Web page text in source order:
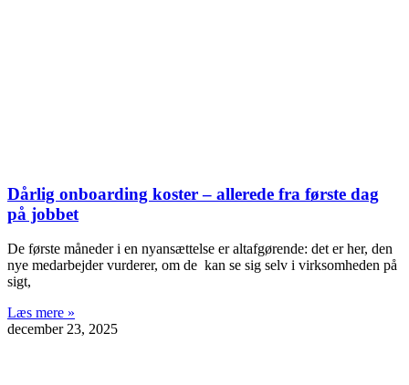
Dårlig onboarding koster – allerede fra første dag
på jobbet
De første måneder i en nyansættelse er altafgørende: det er her, den
nye medarbejder vurderer, om de kan se sig selv i virksomheden på
sigt,
Læs mere »
december 23, 2025